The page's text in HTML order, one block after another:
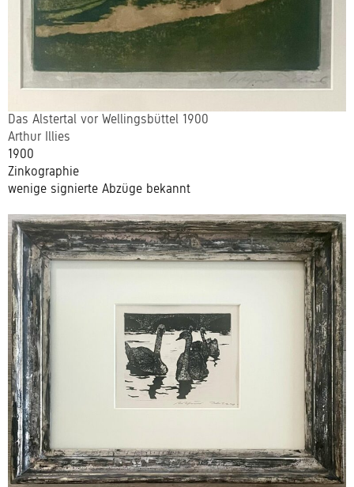
Das Alstertal vor Wellingsbüttel 1900
Arthur Illies
1900
Zinkographie
wenige signierte Abzüge bekannt